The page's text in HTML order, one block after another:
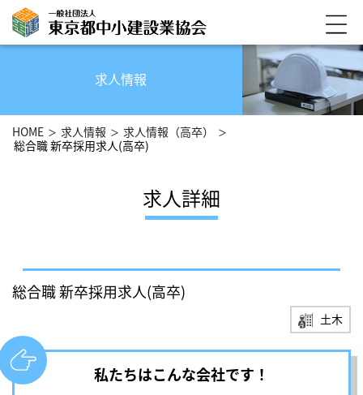
求人情報
HOME 求人情報
求人情報（高卒）
総合職 新卒採用求人(高卒)
求人詳細
総合職 新卒採用求人(高卒)
土木
私たちはこんな会社です！